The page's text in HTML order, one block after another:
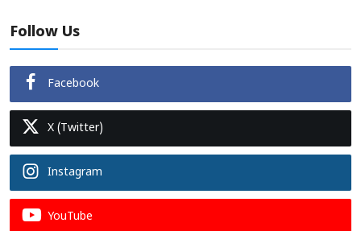
Follow Us
Facebook
X (Twitter)
Instagram
YouTube